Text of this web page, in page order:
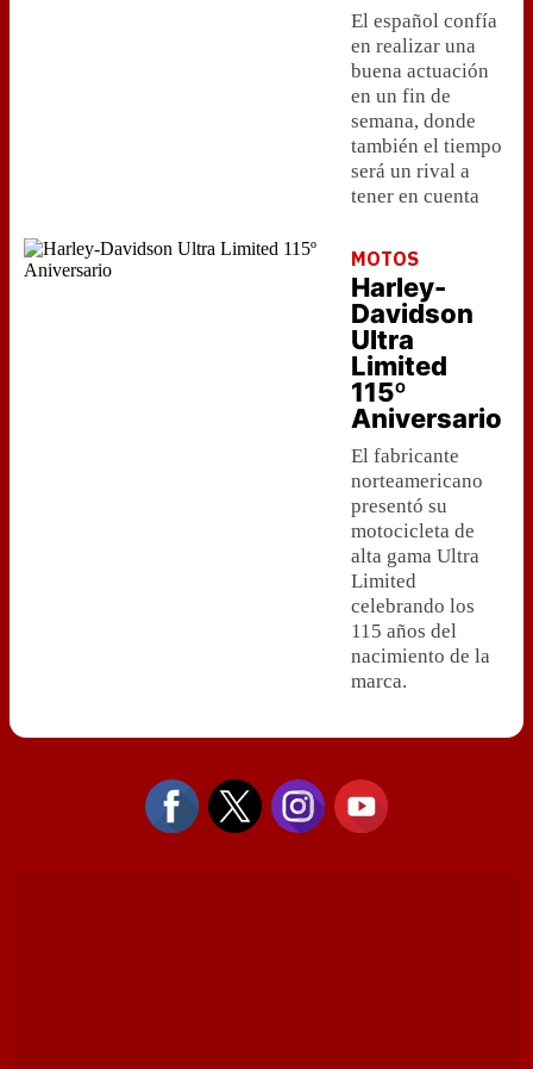
El español confía
en realizar una
buena actuación
en un fin de
semana, donde
también el tiempo
será un rival a
tener en cuenta
MOTOS
Harley-
Davidson
Ultra
Limited
115º
Aniversario
El fabricante
norteamericano
presentó su
motocicleta de
alta gama Ultra
Limited
celebrando los
115 años del
nacimiento de la
marca.